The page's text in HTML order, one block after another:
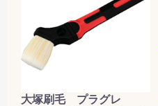
大塚刷毛 プラグレ